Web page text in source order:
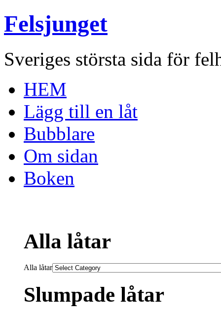
Felsjunget
Sveriges största sida för
HEM
Lägg till en låt
Bubblare
Om sidan
Boken
Alla låtar
Alla låtar
Slumpade låtar